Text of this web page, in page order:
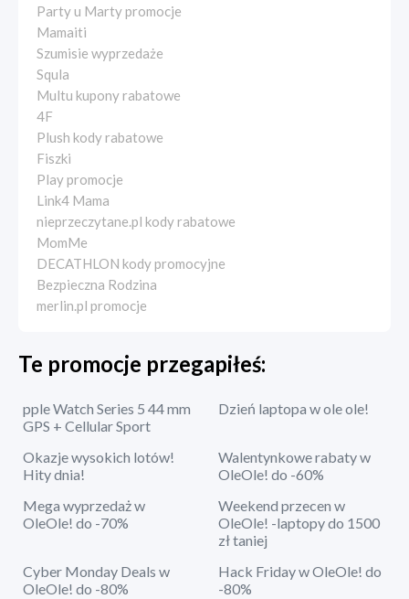
Party u Marty promocje
Mamaiti
Szumisie wyprzedaże
Squla
Multu kupony rabatowe
4F
Plush kody rabatowe
Fiszki
Play promocje
Link4 Mama
nieprzeczytane.pl kody rabatowe
MomMe
DECATHLON kody promocyjne
Bezpieczna Rodzina
merlin.pl promocje
Te promocje przegapiłeś:
pple Watch Series 5 44 mm
GPS + Cellular Sport
Dzień laptopa w ole ole!
Okazje wysokich lotów!
Hity dnia!
Walentynkowe rabaty w
OleOle! do -60%
Mega wyprzedaż w
OleOle! do -70%
Weekend przecen w
OleOle! -laptopy do 1500
zł taniej
Cyber Monday Deals w
OleOle! do -80%
Hack Friday w OleOle! do
-80%